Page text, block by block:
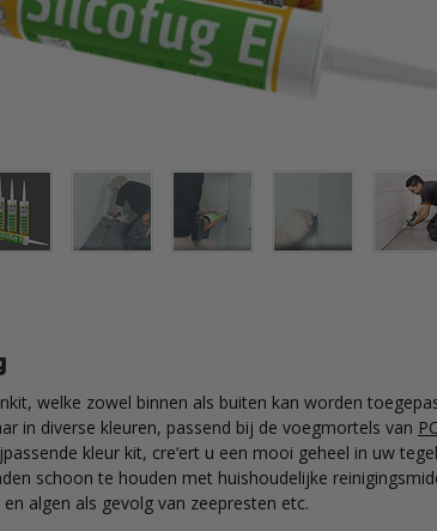
welke zowel binnen als buiten kan worden
in diverse kleuren, passend bij de voegmortels van
kleur kit, cre‘ert u een mooi geheel in uw
schoon te houden met huishoudelijke
algen als gevolg van zeepresten etc.